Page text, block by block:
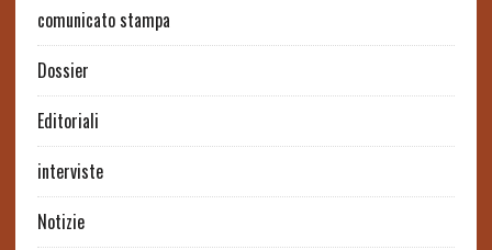
comunicato stampa
Dossier
Editoriali
interviste
Notizie